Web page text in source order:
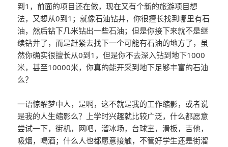
到1，前面的项目还在做，现在又有个新的旅游项目想
法，又想从0到1；就像石油钻井，你很擅长找到哪里有石
油，然后钻下几米钻出一些石油；但是你接下来就不是继
续钻井了，而是赶紧去找下一个可能有石油的地方了，虽
然你确实很擅长从0到1，但是你不去深入钻到地下1000
米，甚至10000米，你真的能开采到地下足够丰富的石油
么？
一语惊醒梦中人，是啊，这不就是我的工作缩影，或者说
是我的人生缩影么？上学时兴趣就比较广泛，什么都愿意
尝试一下，街机，网吧，溜冰场，台球室，滑板，吉他，
吸烟，喝酒；什么人也都愿意接触，不管好学生还是街溜